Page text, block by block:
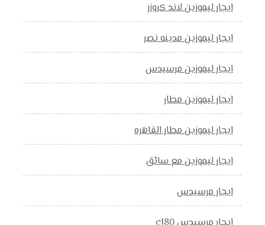
ايجار ليموزين لاند كروزر
ايجار ليموزين مدينه نصر
ايجار ليموزين مرسيدس
ايجار ليموزين مطار
ايجار ليموزين مطار القاهره
ايجار ليموزين مع سائق
ايجار مرسيدس